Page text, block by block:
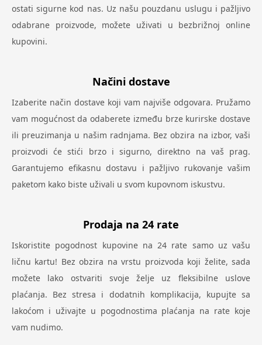
ostati sigurne kod nas. Uz našu pouzdanu uslugu i pažljivo
odabrane proizvode, možete uživati u bezbrižnoj online
kupovini.
Načini dostave
Izaberite način dostave koji vam najviše odgovara. Pružamo
vam mogućnost da odaberete između brze kurirske dostave
ili preuzimanja u našim radnjama. Bez obzira na izbor, vaši
proizvodi će stići brzo i sigurno, direktno na vaš prag.
Garantujemo efikasnu dostavu i pažljivo rukovanje vašim
paketom kako biste uživali u svom kupovnom iskustvu.
Prodaja na 24 rate
Iskoristite pogodnost kupovine na 24 rate samo uz vašu
ličnu kartu! Bez obzira na vrstu proizvoda koji želite, sada
možete lako ostvariti svoje želje uz fleksibilne uslove
plaćanja. Bez stresa i dodatnih komplikacija, kupujte sa
lakoćom i uživajte u pogodnostima plaćanja na rate koje
vam nudimo.